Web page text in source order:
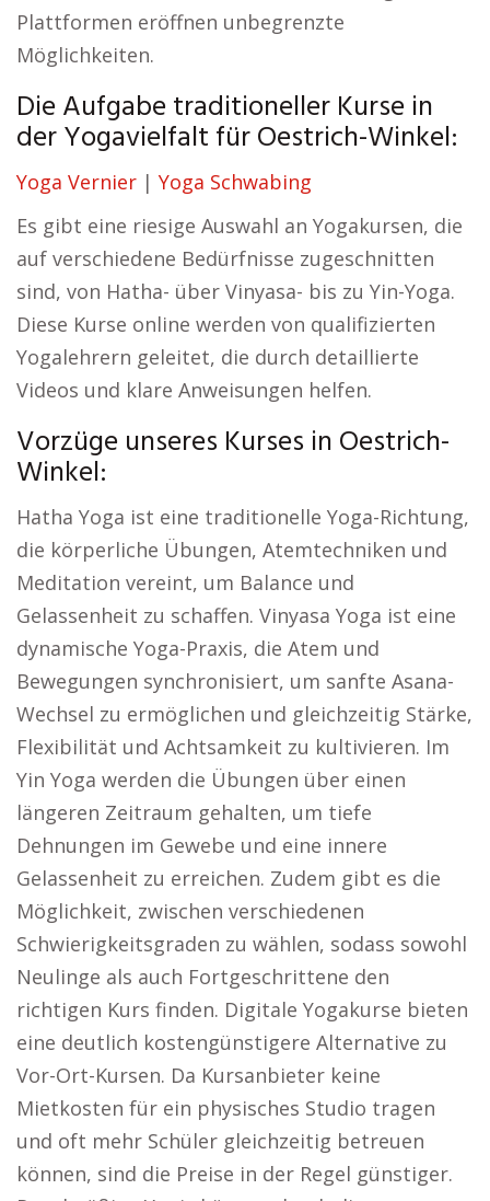
Plattformen eröffnen unbegrenzte
Möglichkeiten.
Die Aufgabe traditioneller Kurse in
der Yogavielfalt für Oestrich-Winkel:
Yoga Vernier | Yoga Schwabing
Es gibt eine riesige Auswahl an Yogakursen, die
auf verschiedene Bedürfnisse zugeschnitten
sind, von Hatha- über Vinyasa- bis zu Yin-Yoga.
Diese Kurse online werden von qualifizierten
Yogalehrern geleitet, die durch detaillierte
Videos und klare Anweisungen helfen.
Vorzüge unseres Kurses in Oestrich-
Winkel:
Hatha Yoga ist eine traditionelle Yoga-Richtung,
die körperliche Übungen, Atemtechniken und
Meditation vereint, um Balance und
Gelassenheit zu schaffen. Vinyasa Yoga ist eine
dynamische Yoga-Praxis, die Atem und
Bewegungen synchronisiert, um sanfte Asana-
Wechsel zu ermöglichen und gleichzeitig Stärke,
Flexibilität und Achtsamkeit zu kultivieren. Im
Yin Yoga werden die Übungen über einen
längeren Zeitraum gehalten, um tiefe
Dehnungen im Gewebe und eine innere
Gelassenheit zu erreichen. Zudem gibt es die
Möglichkeit, zwischen verschiedenen
Schwierigkeitsgraden zu wählen, sodass sowohl
Neulinge als auch Fortgeschrittene den
richtigen Kurs finden. Digitale Yogakurse bieten
eine deutlich kostengünstigere Alternative zu
Vor-Ort-Kursen. Da Kursanbieter keine
Mietkosten für ein physisches Studio tragen
und oft mehr Schüler gleichzeitig betreuen
können, sind die Preise in der Regel günstiger.